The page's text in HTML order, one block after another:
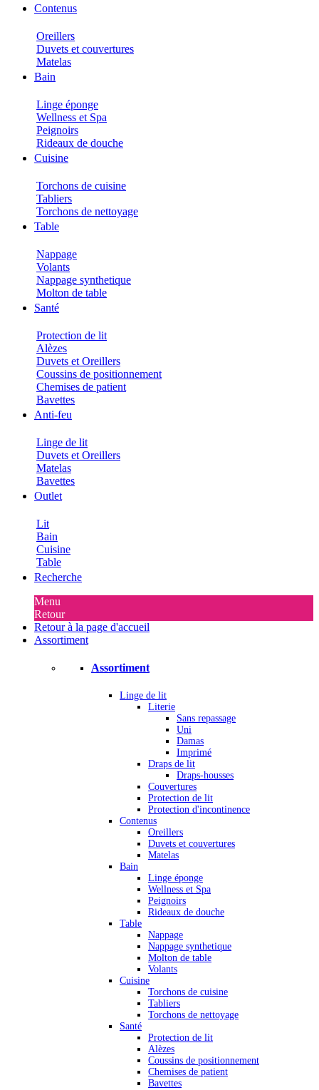
Contenus
Oreillers
Duvets et couvertures
Matelas
Bain
Linge éponge
Wellness et Spa
Peignoirs
Rideaux de douche
Cuisine
Torchons de cuisine
Tabliers
Torchons de nettoyage
Table
Nappage
Volants
Nappage synthetique
Molton de table
Santé
Protection de lit
Alèzes
Duvets et Oreillers
Coussins de positionnement
Chemises de patient
Bavettes
Anti-feu
Linge de lit
Duvets et Oreillers
Matelas
Bavettes
Outlet
Lit
Bain
Cuisine
Table
Recherche
Menu
Retour
Retour à la page d'accueil
Assortiment
Assortiment
Linge de lit
Literie
Sans repassage
Uni
Damas
Imprimé
Draps de lit
Draps-housses
Couvertures
Protection de lit
Protection d'incontinence
Contenus
Oreillers
Duvets et couvertures
Matelas
Bain
Linge éponge
Wellness et Spa
Peignoirs
Rideaux de douche
Table
Nappage
Nappage synthetique
Molton de table
Volants
Cuisine
Torchons de cuisine
Tabliers
Torchons de nettoyage
Santé
Protection de lit
Alèzes
Coussins de positionnement
Chemises de patient
Bavettes